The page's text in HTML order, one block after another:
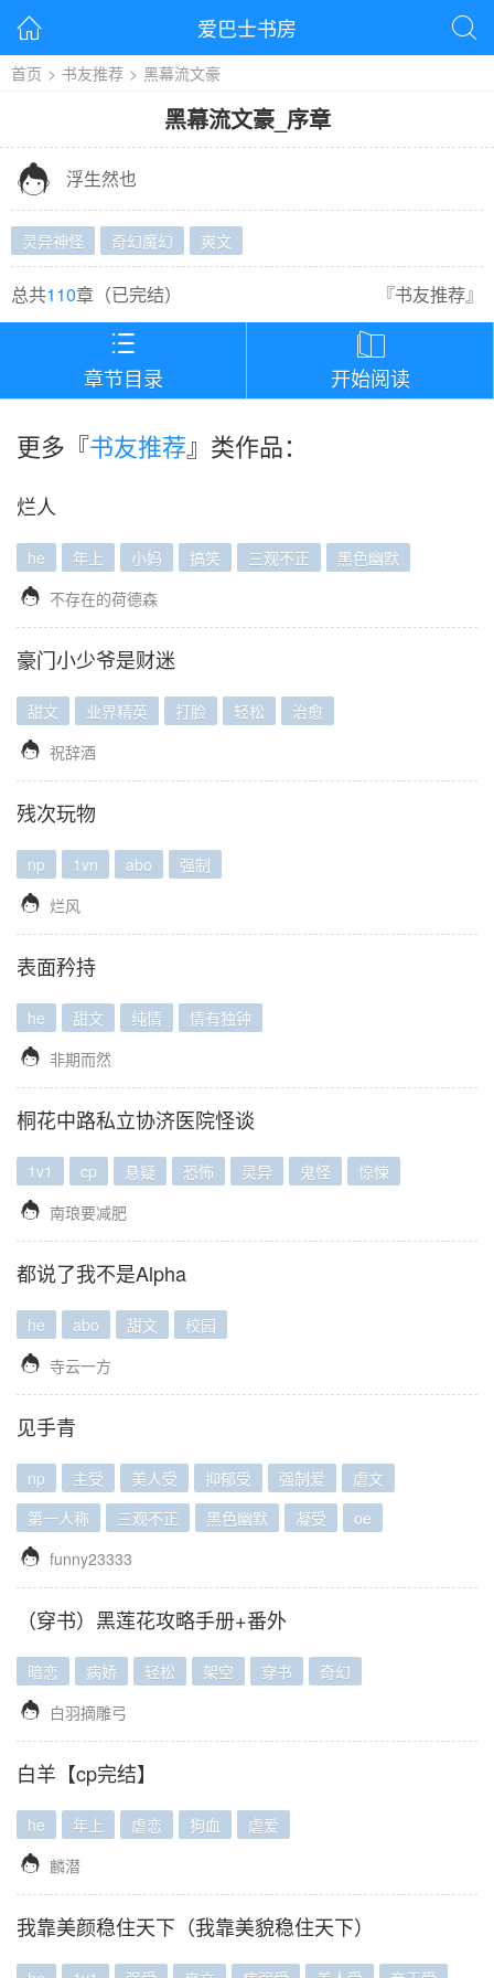
 爱巴士书房 
首页 > 书友推荐 > 黑幕流文豪
黑幕流文豪_ 序章
 浮生然也
灵异神怪 奇幻魔幻 爽文
总共110章（已完结） 『书友推荐』

章节目录

开始阅读
更多『书友推荐』类作品：
烂人
he 年上 小妈 搞笑 三观不正 黑色幽默
 不存在的荷德森
豪门小少爷是财迷
甜文 业界精英 打脸 轻松 治愈
 祝辞酒
残次玩物
np 1vn abo 强制
 烂风
表面矜持
he 甜文 纯情 情有独钟
 非期而然
桐花中路私立协济医院怪谈
1v1 cp 悬疑 恐怖 灵异 鬼怪 惊悚
 南琅要减肥
都说了我不是Alpha
he abo 甜文 校园
 寺云一方
见手青
np 主受 美人受 抑郁受 强制爱
虐文
第一人称
三观不正 黑色幽默 凝受 oe
 funny23333
（穿书）黑莲花攻略手册+番外
暗恋 病娇 轻松 架空 穿书 奇幻
 白羽摘雕弓
白羊【cp完结】
he 年上 虐恋 狗血 虐爱
 麟潜
我靠美颜稳住天下（我靠美貌稳住天下）